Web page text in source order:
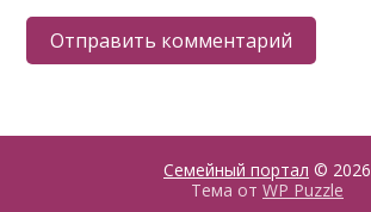
Семейный портал © 2026
Тема от WP Puzzle